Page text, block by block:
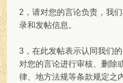
2，请对您的言论负责，我
录和发帖信息。
3，在此发帖表示认同我们
对您的言论进行审核、删除
律、地方法规等条款规定之